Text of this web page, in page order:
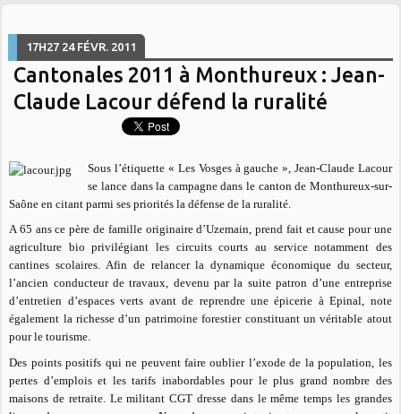
17H27 24 FÉVR. 2011
Cantonales 2011 à Monthureux : Jean-
Claude Lacour défend la ruralité
Sous l’étiquette « Les Vosges à gauche », Jean-Claude Lacour
se lance dans la campagne dans le canton de Monthureux-sur-
Saône en citant parmi ses priorités la défense de la ruralité.
A 65 ans ce père de famille originaire d’Uzemain, prend fait et cause pour une
agriculture bio privilégiant les circuits courts au service notamment des
cantines scolaires. Afin de relancer la dynamique économique du secteur,
l’ancien conducteur de travaux, devenu par la suite patron d’une entreprise
d’entretien d’espaces verts avant de reprendre une épicerie à Epinal, note
également la richesse d’un patrimoine forestier constituant un véritable atout
pour le tourisme.
Des points positifs qui ne peuvent faire oublier l’exode de la population, les
pertes d’emplois et les tarifs inabordables pour le plus grand nombre des
maisons de retraite. Le militant CGT dresse dans le même temps les grandes